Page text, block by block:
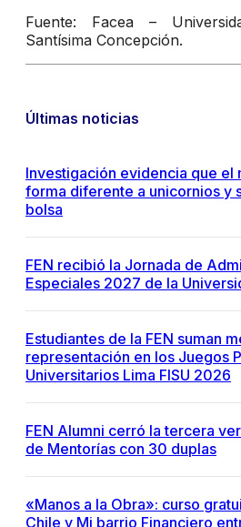
Fuente: Facea –
Santísima Concepción.
Últimas noticias
Investigación evidencia que el
forma diferente a unicornios y
bolsa
FEN recibió la Jornada de
Especiales 2027 de la
Estudiantes de la FEN suman
representación en los Juegos
Universitarios Lima FISU 2026
FEN Alumni cerró la tercera
de Mentorías con 30 duplas
«Manos a la Obra»: curso
Chile y Mi barrio Financiero